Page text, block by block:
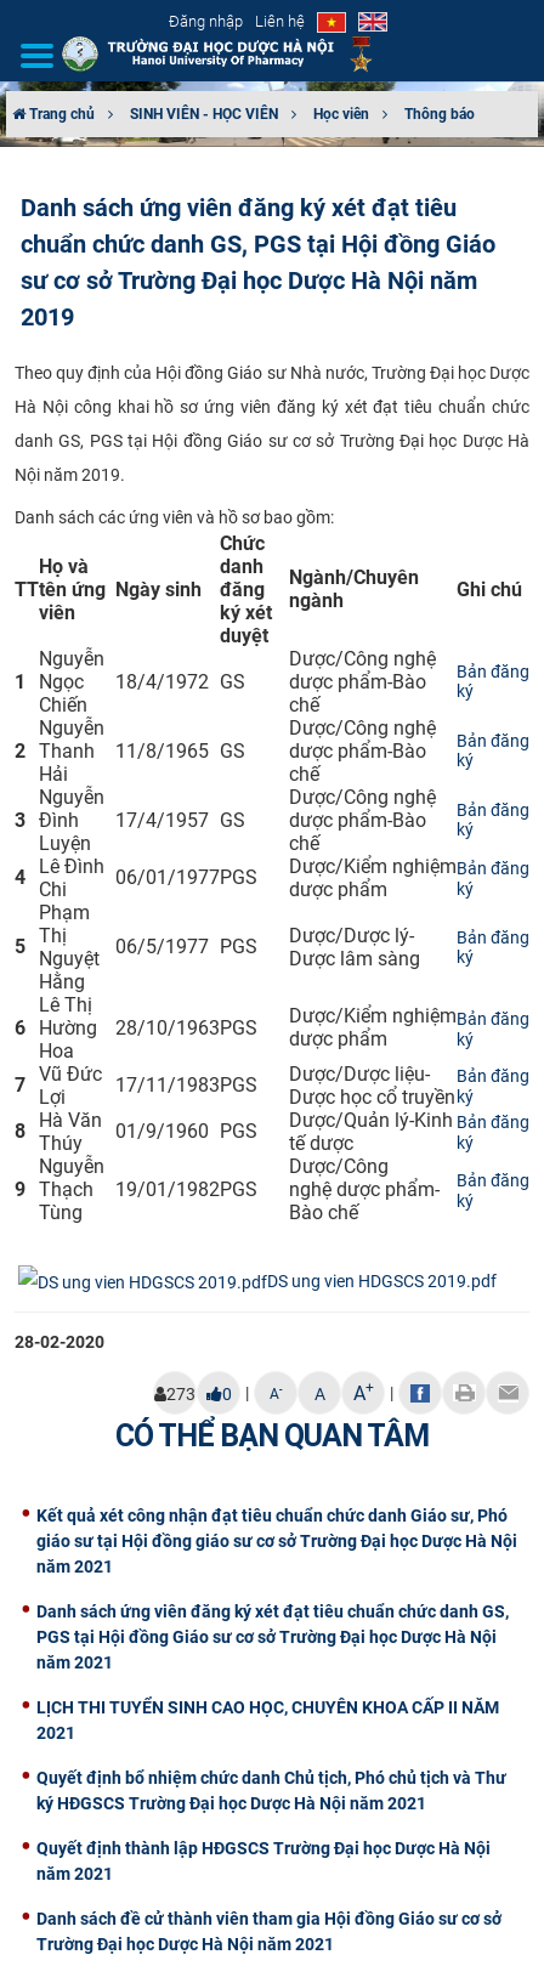
Đăng nhập Liên hệ
CƠ CẤU TỔ CHỨC
TUYỂN SINH
ĐẢM BẢO CHẤT LƯỢNG
KHOA HỌC CÔNG NGHỆ
HTQT
CỰU NGƯỜI HỌC
Trang chủ SINH VIÊN - HỌC VIÊN Học viên Thông báo
Danh sách ứng viên đăng ký xét đạt tiêu
chuẩn chức danh GS, PGS tại Hội đồng Giáo
sư cơ sở Trường Đại học Dược Hà Nội năm
2019
​Theo quy định của Hội đồng Giáo sư Nhà nước, Trường Đại học Dược
Hà Nội công khai hồ sơ ứng viên đăng ký xét đạt tiêu chuẩn chức
danh GS, PGS tại Hội đồng Giáo sư cơ sở Trường Đại học Dược Hà
Nội năm 2019.
Danh sách các ứng viên và hồ sơ bao gồm:
​TT
Họ và
tên ứng
viên​
​Ngày sinh
​Chức
danh
đăng
ký xét
duyệt
​Ngành/Chuyên
ngành​
​Ghi chú
1​
​Nguyễn
Ngọc
Chiến
​18/4/1972 ​GS
​Dược/Công nghệ
dược phẩm-Bào
chế
​Bản đăng
ký​
​2
​Nguyễn
Thanh
Hải
​11/8/1965 ​GS
​Dược/Công nghệ
dược phẩm-Bào
chế
​Bản đăng
ký​
3​
​Nguyễn
Đình
Luyện
​​17/4/1957 ​GS
​Dược/Công nghệ
dược phẩm-Bào
chế
​Bản đăng
ký
​4​
​Lê Đình
Chi
​06/01/1977​PGS
​Dược/Kiểm nghiệm
dược phẩm
Bản đăng
ký
​5
​Phạm
Thị
Nguyệt
Hằng
​06/5/1977 ​PGS
​Dược/Dược lý-
Dược lâm sàng
​Bản đăng
ký
​6
​Lê Thị
Hường
Hoa
​28/10/1963​PGS
​Dược/Kiểm nghiệm
dược phẩm
Bản đăng
ký
​7 ​Vũ Đức
Lợi
​17/11/1983​PGS
​Dược/Dược liệu-
Dược học cổ truyền
Bản đăng
ký​
8​
​Hà Văn
Thúy
​01/9/1960 ​PGS
​Dược/Quản lý-Kinh
tế dược
Bản đăng
ký
9​
​Nguyễn
Thạch
Tùng
​19/01/1982​PGS
​Dược/Công
nghệ dược phẩm-
Bào chế
Bản đăng
ký​
DS ung vien HDGSCS 2019.pdf
28-02-2020
273 0 | A- A A+ |
CÓ THỂ BẠN QUAN TÂM
Kết quả xét công nhận đạt tiêu chuẩn chức danh Giáo sư, Phó
giáo sư tại Hội đồng giáo sư cơ sở Trường Đại học Dược Hà Nội
năm 2021
Danh sách ứng viên đăng ký xét đạt tiêu chuẩn chức danh GS,
PGS tại Hội đồng Giáo sư cơ sở Trường Đại học Dược Hà Nội
năm 2021
​LỊCH THI TUYỂN SINH CAO HỌC, CHUYÊN KHOA CẤP II NĂM
2021
Quyết định bổ nhiệm chức danh Chủ tịch, Phó chủ tịch và Thư
ký HĐGSCS Trường Đại học Dược Hà Nội năm 2021
Quyết định thành lập HĐGSCS Trường Đại học Dược Hà Nội
năm 2021
Danh sách đề cử thành viên tham gia Hội đồng Giáo sư cơ sở
Trường Đại học Dược Hà Nội năm 2021